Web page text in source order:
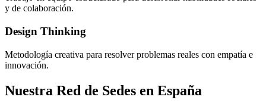
y de colaboración.
Design Thinking
Metodología creativa para resolver problemas reales con empatía e
innovación.
Nuestra Red de Sedes en España